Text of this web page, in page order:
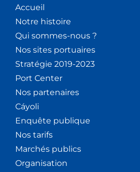
Accueil
Notre histoire
Qui sommes-nous ?
Nos sites portuaires
Stratégie 2019-2023
Port Center
Nos partenaires
Cáyoli
Enquête publique
Nos tarifs
Marchés publics
Organisation